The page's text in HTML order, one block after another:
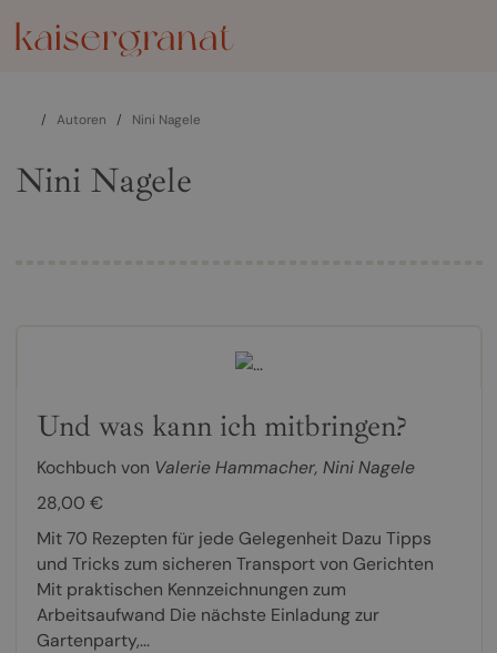
/ Autoren / Nini Nagele
Nini Nagele
Und was kann ich mitbringen?
Kochbuch von Valerie Hammacher, Nini Nagele
28,00 €
Mit 70 Rezepten für jede Gelegenheit Dazu Tipps
und Tricks zum sicheren Transport von Gerichten
Mit praktischen Kennzeichnungen zum
Arbeitsaufwand Die nächste Einladung zur
Gartenparty,...